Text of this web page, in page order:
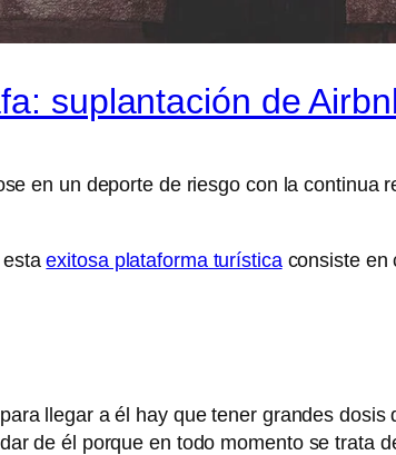
suplantación de
en un deporte de riesgo con la continua
estaexitosa plataforma turísticaconsiste en
llegar a él hay que tener grandes
de él porque en todo momento se trata